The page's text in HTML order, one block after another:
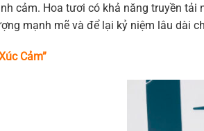
cảm. Hoa tươi có khả năng truyền
mạnh mẽ và để lại kỷ niệm lâu dài
tươi “Xúc